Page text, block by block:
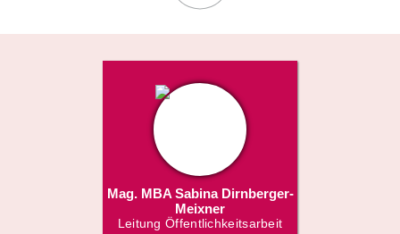
Mag. MBA Sabina Dirnberger-
Meixner
Leitung Öffentlichkeitsarbeit